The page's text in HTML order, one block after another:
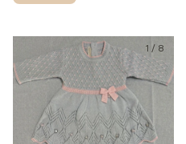
1 / 8